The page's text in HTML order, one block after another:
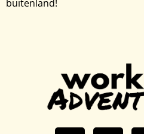
buitenland!